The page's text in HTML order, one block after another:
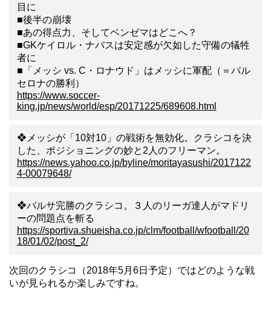
目に
■後半の崩壊
■あの得点力、そしてベンゼマはどこへ？
■GKケイロル・ナバスは安定感が欠如した守備の犠牲
者に
■「メッシ vs. C・ロナウド」はメッシに軍配（＝バル
セロナの勝利）
https://www.soccer-
king.jp/news/world/esp/20171225/689608.html
❖メッシが「10対10」の戦術を無効化。クラシコを決
した、ポジショニングの妙と2人のフリーマン。
https://news.yahoo.co.jp/byline/moritayasushi/2017122
4-00079648/
❖バルサ完勝のクラシコ。３人のリーガ達人がマドリ
ーの問題点を斬る
https://sportiva.shueisha.co.jp/clm/football/wfootball/20
18/01/02/post_2/
次回のクラシコ（2018年5月6日予定）ではどのような戦
いが見られるか楽しみですね。